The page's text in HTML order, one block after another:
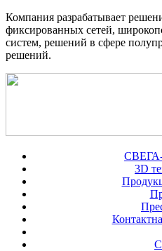
Компания разрабатывает
фиксированных сетей,
систем, решений в сфере
решений.
3D